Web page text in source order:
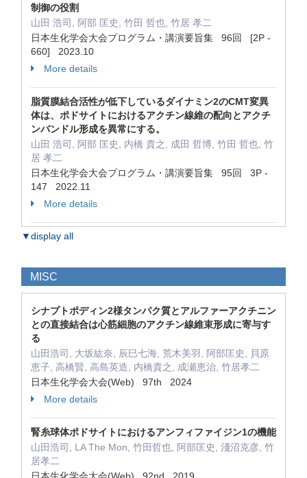
制御の役割
山田 浩司, 阿部 匡史, 竹田 哲也, 竹居 孝二
日本生化学会大会プログラム・講演要旨集 96回 [2P -
660] 2023.10
More details
脂質膜結合活性が低下しているダイナミン2のCMT変異
体は、ポドサイトにおけるアクチン線維の配向とアクチ
ンバンドル形成を異常にする。
山田 浩司, 阿部 匡史, 内橋 貴之, 成田 哲博, 竹田 哲也, 竹
居 孝二
日本生化学会大会プログラム・講演要旨集 95回 3P -
147 2022.11
More details
▼display all
MISC
シナプトポディン2様タンパク質とアルファーアクチニン
との直接結合は心筋細胞のアクチン線維束形成に寄与す
る
山田浩司, 大坂紘奈, 辰巳七海, 荒木美羽, 阿部匡史, 貝原
恵子, 高橋賢, 高島英造, 内橋貴之, 成瀬恵治, 竹居孝二
日本生化学会大会(Web) 97th 2024
More details
腎糸球体ポドサイトにおけるアンフィファイジン1の機能
山田浩司, LA The Mon, 竹田哲也, 阿部匡史, 淺沼克彦, 竹
居孝二